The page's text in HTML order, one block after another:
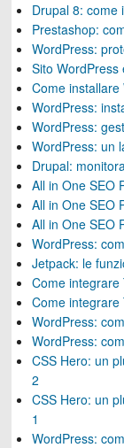
Drupal 8: come
Prestashop:
WordPress:
Sito
Come
WordPress:
WordPress:
WordPress: un
Drupal:
All in One SEO
All in One SEO
All in One SEO
WordPress:
Jetpack: le
Come integrare
Come integrare
WordPress:
WordPress:
CSS Hero: un
2
CSS Hero: un
1
WordPress: